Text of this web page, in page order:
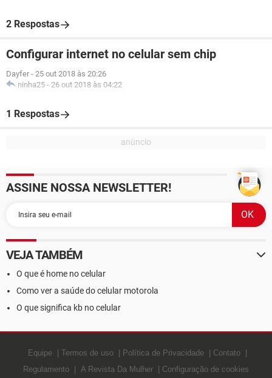
2 Respostas
Configurar internet no celular sem chip
Dayfer - 25 out 2018 às 20:26
ninha25 - 26 out 2018 às 04:22
1 Respostas
ASSINE NOSSA NEWSLETTER!
VEJA TAMBÉM
O que é home no celular
Como ver a saúde do celular motorola
O que significa kb no celular
Equipe Termos de uso Política de Privacidade
Contato
Regulamento
A Revista Da Mulher Configuração de cookies